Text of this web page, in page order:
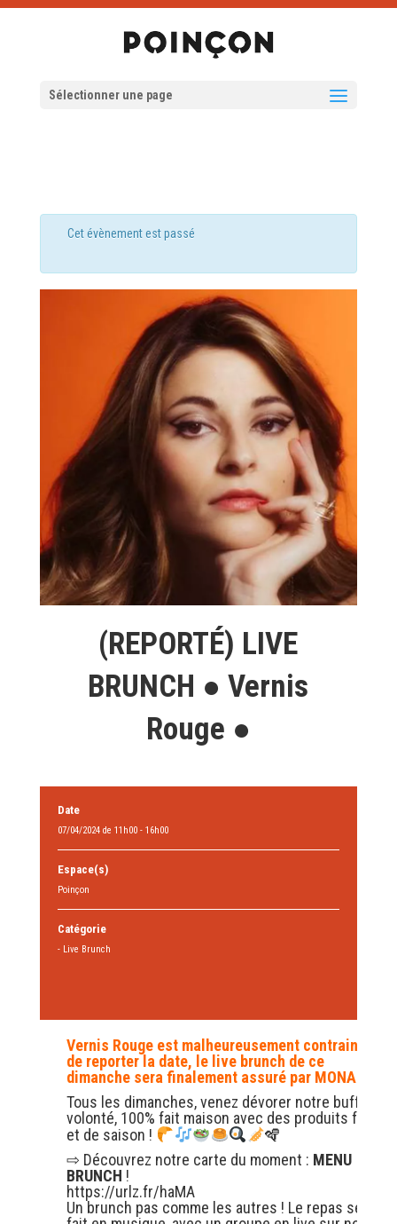
Sélectionner une page
Cet évènement est passé
(REPORTÉ) LIVE
BRUNCH ● Vernis
Rouge ●
Date
07/04/2024 de 11h00 - 16h00
Espace(s)
Poinçon
Catégorie
- Live Brunch
Vernis Rouge est malheureusement contrainte
de reporter la date, le live brunch de ce
dimanche sera finalement assuré par MONADA
Tous les dimanches, venez dévorer notre buffe
volonté, 100% fait maison avec des produits frais
et de saison !
🪇
⇨ Découvrez notre carte du moment : MENU
BRUNCH !
https://urlz.fr/haMA
Un brunch pas comme les autres ! Le repas se